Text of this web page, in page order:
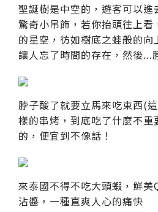
聖誕樹是中空的，遊客可以進
驚奇小吊飾，若你抬頭往上
的星空，彷如樹底之蛙般的向
讓人忘了時間的存在，然後...
脖子酸了就要立馬來吃東西(
樣的串烤，到底吃了什麼不
的，便宜到不像話！
來泰國不得不吃大頭蝦，鮮
沾醬，一種直爽人心的痛快